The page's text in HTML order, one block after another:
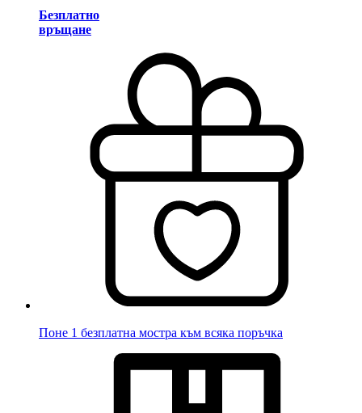
Безплатно
връщане
Поне 1 безплатна мостра към всяка поръчка